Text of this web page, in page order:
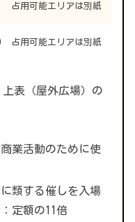
占用可能エリアは別紙
占用可能エリアは別紙
表（屋外広場）の
業活動のために使
類する催しを入場
定額の11倍